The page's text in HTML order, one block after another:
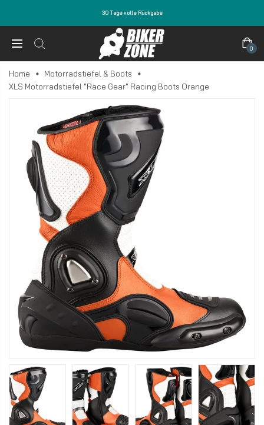
30 Tage volle Rückgabe
0
Home
Motorradstiefel & Boots
XLS Motorradstiefel "Race Gear" Racing Boots Orange